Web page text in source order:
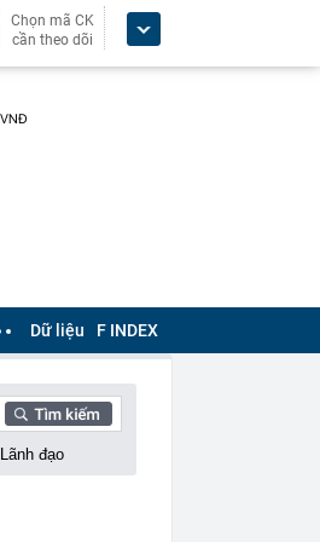
Chọn mã CK
cần theo dõi
Dữ liệu F INDEX
Lãnh đạo